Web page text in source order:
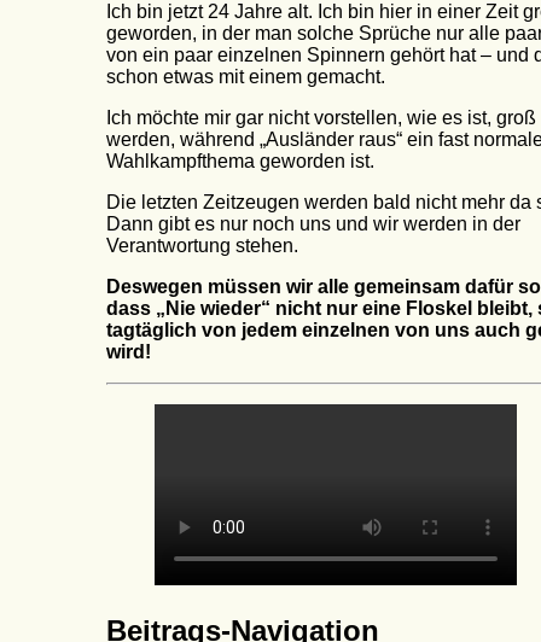
Ich bin jetzt 24 Jahre alt. Ich bin hier in einer Zeit
geworden, in der man solche Sprüche nur alle
von ein paar einzelnen Spinnern gehört hat – und
schon etwas mit einem gemacht.
Ich möchte mir gar nicht vorstellen, wie es ist, groß
werden, während „Ausländer raus“ ein fast
Wahlkampfthema geworden ist.
Die letzten Zeitzeugen werden bald nicht mehr da
Dann gibt es nur noch uns und wir werden in der
Verantwortung stehen.
Deswegen müssen wir alle gemeinsam dafür
dass „Nie wieder“ nicht nur eine Floskel bleibt,
tagtäglich von jedem einzelnen von uns auch
wird!
Beitrags-Navigation